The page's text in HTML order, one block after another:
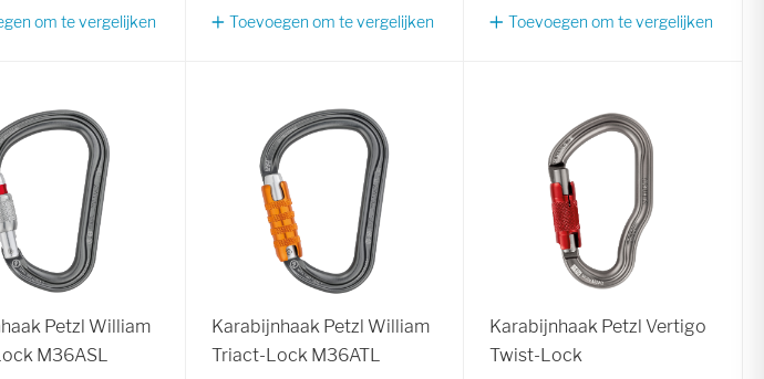
om te vergelijken Toevoegen om te vergelijken Toevoegen om te vergelijken
Petzl William
M36ASL
Karabijnhaak Petzl William
Triact-Lock M36ATL
Karabijnhaak Petzl Vertigo
Twist-Lock